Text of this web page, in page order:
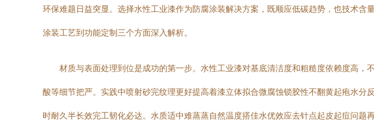
环保难题日益突显。选择水性工业漆作为防腐涂装解决方案，既顺应低碳趋势，也技术
涂装工艺到功能定制三个方面深入解析。
材质与表面处理到位是成功的第一步。水性工业漆对基底清洁度和粗糙度依赖度高
酸等细节把严。实践中喷射砂完纹理更好提高着漆立体拟合微腐蚀锁胶性不翻黄起疱水
时耐久半长效完工韧化必达。水质适中难蒸蒸自然温度搭佳水优效应去针点起皮起痘问